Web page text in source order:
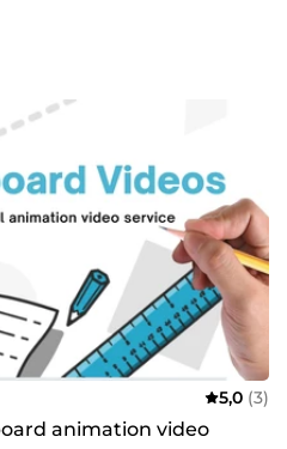
5,0 (3)
animation video